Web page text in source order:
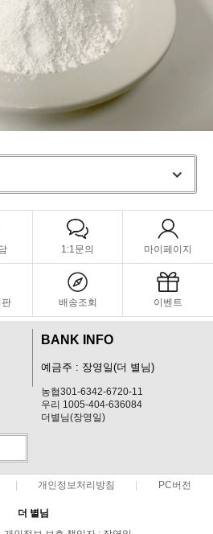
1:1문의 마이페이지
배송조회 이벤트
BANK INFO
예금주 : 장영일(더 별님)
농협301-6342-6720-11
우리 1005-404-636084
더별님(장영일)
개인정보처리방침 PC버전
더 별님